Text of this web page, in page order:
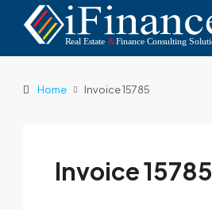
Home Invoice 15785
Invoice 15785